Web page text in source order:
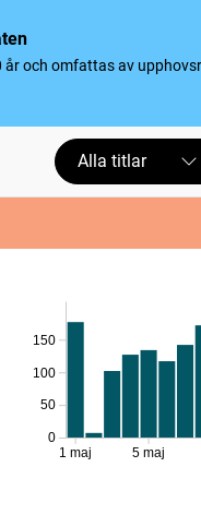
och omfattas av
Alla titlar
0
50
100
150
1 maj 5 maj